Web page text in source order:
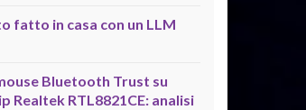
fatto in casa con un LLM
Bluetooth Trust su
Realtek RTL8821CE: analisi